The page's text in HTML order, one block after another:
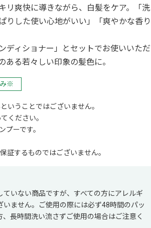
リ爽快に導きながら、白髪をケア。「洗
りした使い心地がいい」「爽やかな香り
ディショナー」とセットでお使いいただ
る若々しい印象の髪色に。
※
いうことではございません。
ください。
プーです。
証するものではございません。
いない商品ですが、すべての方にアレルギ
ません。ご使用の際には必ず48時間のパッ
長時間洗い流さずご使用の場合はご注意く